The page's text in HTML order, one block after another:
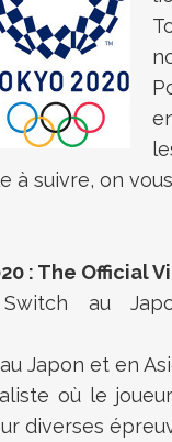
à suivre, on
: The Official
au Japon
Japon et en
où le
diverses